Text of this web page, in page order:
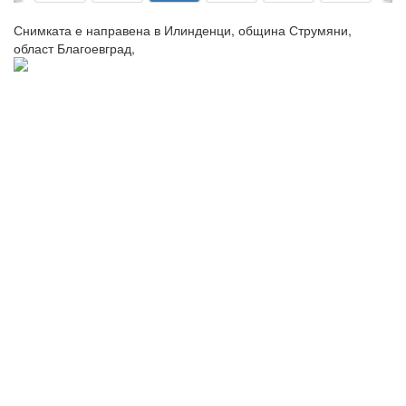
Снимката е направена в Илинденци, община Струмяни,
област Благоевград,